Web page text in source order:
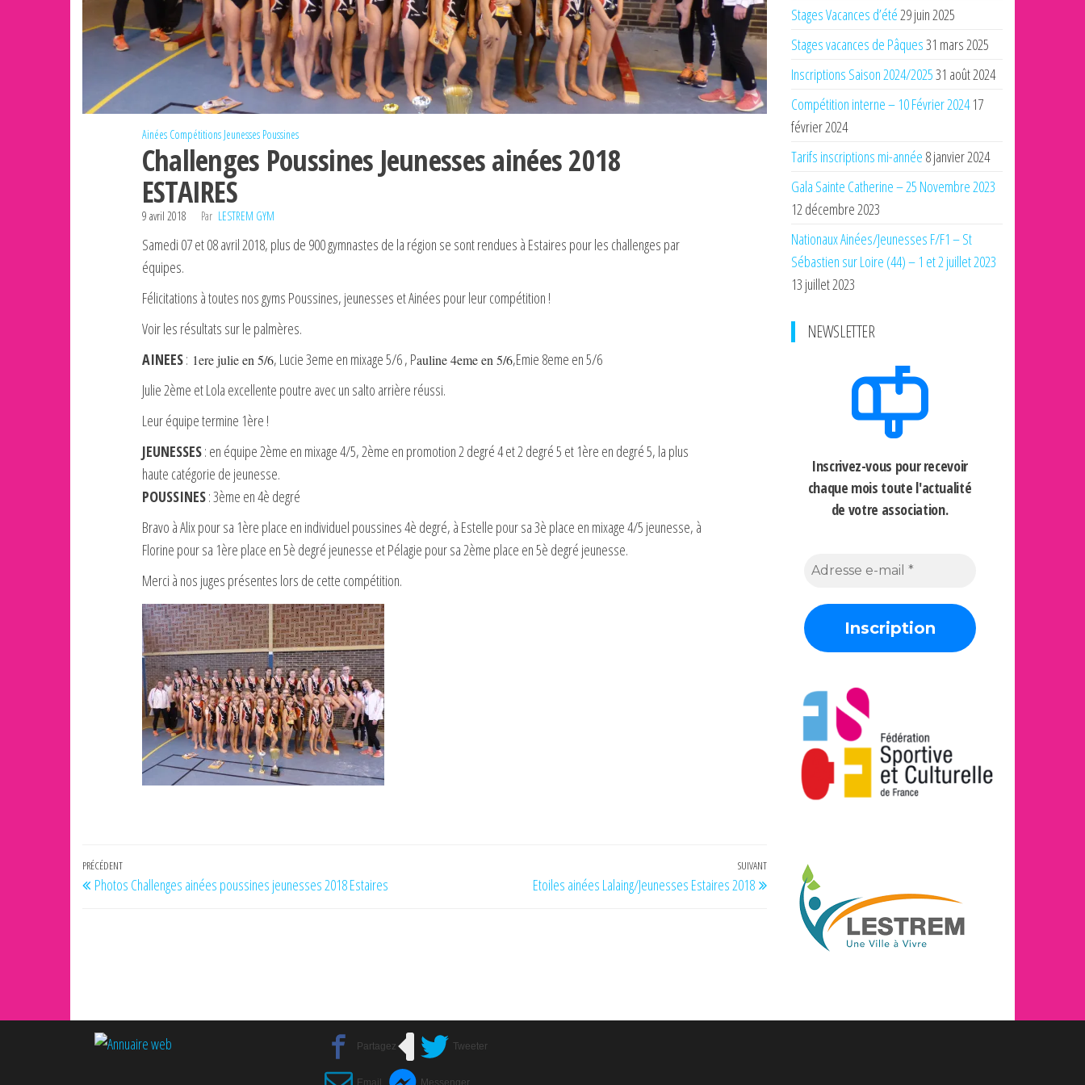
Ainées Compétitions Jeunesses Poussines
Challenges Poussines Jeunesses ainées 2018
ESTAIRES
9 avril 2018 Par LESTREM GYM
Samedi 07 et 08 avril 2018, plus de 900 gymnastes de la région se sont rendues à Estaires pour les challenges par
équipes.
Félicitations à toutes nos gyms Poussines, jeunesses et Ainées pour leur compétition !
Voir les résultats sur le palmères.
AINEES: 1ere julie en 5/6, Lucie 3eme en mixage 5/6 , Pauline 4eme en 5/6,Emie 8eme en 5/6
Julie 2ème et Lola excellente poutre avec un salto arrière réussi.
Leur équipe termine 1ère !
JEUNESSES: en équipe 2ème en mixage 4/5, 2ème en promotion 2 degré 4 et 2 degré 5 et 1ère en degré 5, la plus
haute catégorie de jeunesse.
POUSSINES: 3ème en 4è degré
Bravo à Alix pour sa 1ère place en individuel poussines 4è degré, à Estelle pour sa 3è place en mixage 4/5 jeunesse, à
Florine pour sa 1ère place en 5è degré jeunesse et Pélagie pour sa 2ème place en 5è degré jeunesse.
Merci à nos juges présentes lors de cette compétition.
Navigation
de
Article
précédent
PRÉCÉDENT
Photos Challenges ainées poussines jeunesses 2018 Estaires
Article
suivant
SUIVANT
Etoiles ainées Lalaing/Jeunesses Estaires 2018
Stages Vacances d’été29 juin 2025
Stages vacances de Pâques31 mars 2025
Inscriptions Saison 2024/202531 août 2024
Compétition interne – 10 Février 2024 17
février 2024
Tarifs inscriptions mi-année 8 janvier 2024
Gala Sainte Catherine – 25 Novembre 2023
12 décembre 2023
Nationaux Ainées/Jeunesses F/F1 – St
Sébastien sur Loire (44) – 1 et 2 juillet 2023
13 juillet 2023
NEWSLETTER
Inscrivez-vous pour recevoir
chaque mois toute l'actualité
de votre association.